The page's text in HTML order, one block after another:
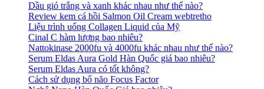
Dầu gió trắng và xanh khác nhau như thế nào?
Review kem cá hồi Salmon Oil Cream webtretho
Liệu trình uống Collagen Liquid của Mỹ
Cinal C hàm lượng bao nhiêu?
Nattokinase 2000fu và 4000fu khác nhau như thế nào?
Serum Eldas Aura Gold Hàn Quốc giá bao nhiêu?
Serum Eldas Aura có tốt không?
Cách sử dụng bổ não Focus Factor